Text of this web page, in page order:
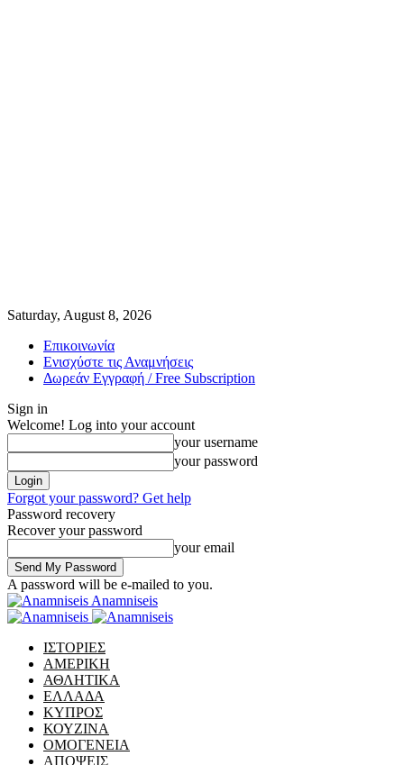
Saturday, August 8, 2026
Επικοινωνία
Ενισχύστε τις Αναμνήσεις
Δωρεάν Εγγραφή / Free Subscription
Sign in
Welcome! Log into your account
your username
your password
Forgot your password? Get help
Password recovery
Recover your password
your email
A password will be e-mailed to you.
Anamniseis
ΙΣΤΟΡΙΕΣ
ΑΜΕΡΙΚΗ
ΑΘΛΗΤΙΚΑ
ΕΛΛΑΔΑ
ΚΥΠΡΟΣ
ΚΟΥΖΙΝΑ
ΟΜΟΓΕΝΕΙΑ
ΑΠΟΨΕΙΣ